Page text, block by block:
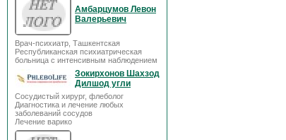
Амбарцумов Левон
Валерьевич
Врач-психиатр, Ташкентская
Республиканская психиатрическая
больница с интенсивным наблюдением
Зокирхонов Шахзод
Дилшод угли
Сосудистый хирург, флеболог
Диагностика и лечение любых
заболеваний сосудов
Лечение варико